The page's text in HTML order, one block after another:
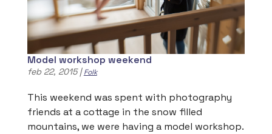
Model workshop weekend
feb 22, 2015|Folk
This weekend was spent with photography
friends at a cottage in the snow filled
mountains, we were having a model workshop.